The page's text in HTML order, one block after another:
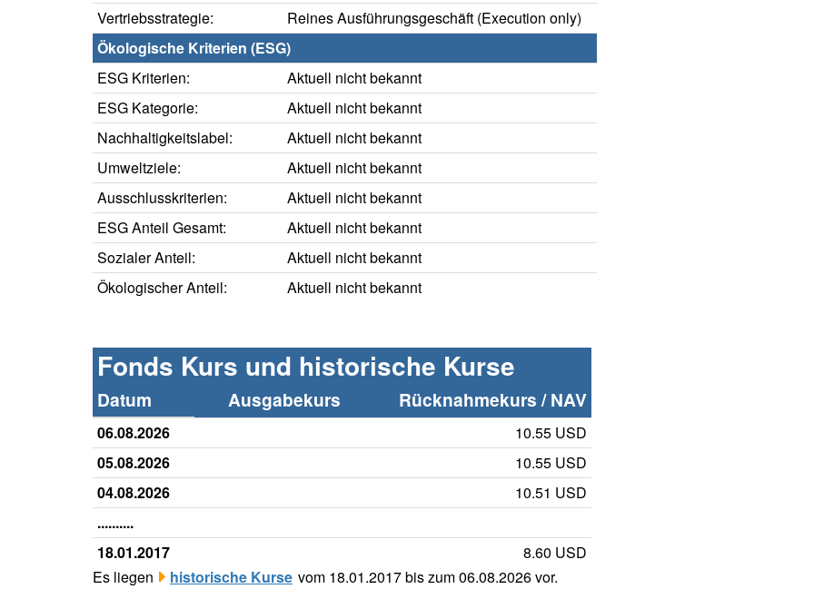
Vertriebsstrategie:
Reines Ausführungsgeschäft (Execution only)
Ökologische Kriterien (ESG)
ESG Kriterien:
Aktuell nicht bekannt
ESG Kategorie:
Aktuell nicht bekannt
Nachhaltigkeitslabel:
Aktuell nicht bekannt
Umweltziele:
Aktuell nicht bekannt
Ausschlusskriterien:
Aktuell nicht bekannt
ESG Anteil Gesamt:
Aktuell nicht bekannt
Sozialer Anteil:
Aktuell nicht bekannt
Ökologischer Anteil:
Aktuell nicht bekannt
Fonds Kurs und historische Kurse
Datum Ausgabekurs Rücknahmekurs / NAV
06.08.2026
10.55 USD
05.08.2026
10.55 USD
04.08.2026
10.51 USD
..........
18.01.2017
8.60 USD
Es liegen
historische Kurse vom 18.01.2017 bis zum 06.08.2026 vor.